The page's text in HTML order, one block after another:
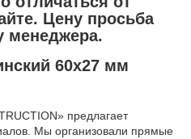
Цену просьба
менеджера.
60х27 мм
предлагает
Мы организовали прямые